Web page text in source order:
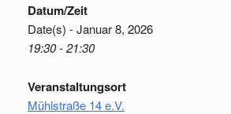
Datum/Zeit
Date(s) - Januar 8, 2026
19:30 - 21:30
Veranstaltungsort
Mühlstraße 14 e.V.